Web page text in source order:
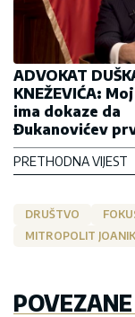
ADVOKAT
KNEŽEVIĆA:
ima dokaze da
Đukanovićev
vodi do „ničije
PRETHODNA VIJEST
DRUŠTVO
MITROPOLIT